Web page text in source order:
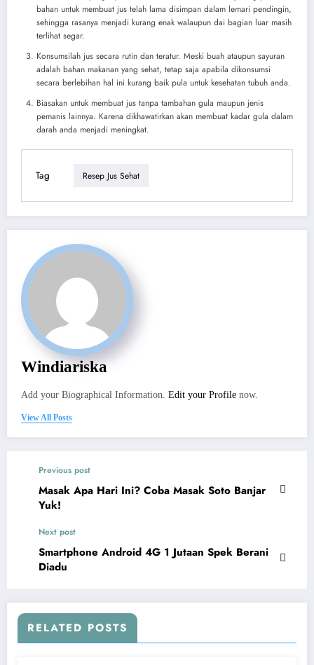
bahan untuk membuat jus telah lama disimpan dalam lemari pendingin,
sehingga rasanya menjadi kurang enak walaupun dai bagian luar masih
terlihat segar.
Konsumsilah jus secara rutin dan teratur. Meski buah ataupun sayuran
adalah bahan makanan yang sehat, tetap saja apabila dikonsumsi
secara berlebihan hal ini kurang baik pula untuk kesehatan tubuh anda.
Biasakan untuk membuat jus tanpa tambahan gula maupun jenis
pemanis lainnya. Karena dikhawatirkan akan membuat kadar gula dalam
darah anda menjadi meningkat.
Tag Resep Jus Sehat
Windiariska
Add your Biographical Information. Edit your Profile now.
View All Posts
Previous post
Masak Apa Hari Ini? Coba Masak Soto Banjar
Yuk!
Next post
Smartphone Android 4G 1 Jutaan Spek Berani
Diadu
RELATED POSTS